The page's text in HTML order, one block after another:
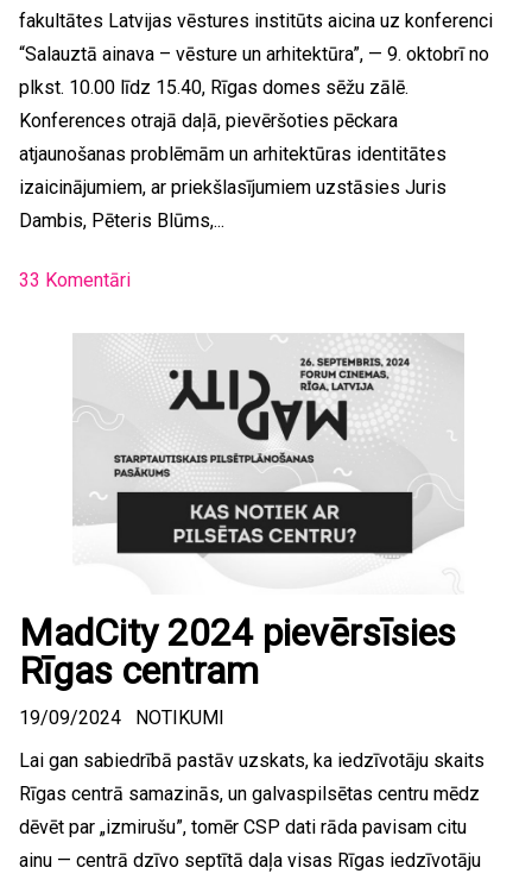
fakultātes Latvijas vēstures institūts aicina uz konferenci
“Salauztā ainava – vēsture un arhitektūra”, — 9. oktobrī no
plkst. 10.00 līdz 15.40, Rīgas domes sēžu zālē.
Konferences otrajā daļā, pievēršoties pēckara
atjaunošanas problēmām un arhitektūras identitātes
izaicinājumiem, ar priekšlasījumiem uzstāsies Juris
Dambis, Pēteris Blūms,...
33 Komentāri
MadCity 2024 pievērsīsies
Rīgas centram
19/09/2024
NOTIKUMI
Lai gan sabiedrībā pastāv uzskats, ka iedzīvotāju skaits
Rīgas centrā samazinās, un galvaspilsētas centru mēdz
dēvēt par „izmirušu”, tomēr CSP dati rāda pavisam citu
ainu — centrā dzīvo septītā daļa visas Rīgas iedzīvotāju